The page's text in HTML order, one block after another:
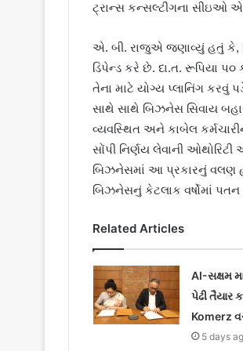
ટ્રાન્સ કન્સલ્ટીંગના સીઇઓ એ.
એ. બી. રાજુએ જણાવ્યું હતું કે,
ડિપેન્ડ કરે છે. દા.ત. રૂપિયા પ૦
તેના માટે યોગ્ય પ્લાનિંગ કરવું
સાથે સાથે બિઝનેસ સિવાય
વ્યવસ્થિત અને કાબેલ
સોંપી નિર્ણય લેવાની
બિઝનેસમાં આ પ્રકારનું વલણ
બિઝનેસનું કેટલાક વર્ષોમાં
Related Articles
AI-સક્ષમ
પેઢી તૈયાર
Komerz
5 days